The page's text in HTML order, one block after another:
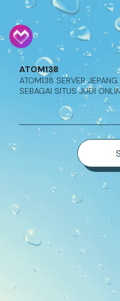
ATOM138
ATOM138 SERVER
SEBAGAI SITUS JUDI